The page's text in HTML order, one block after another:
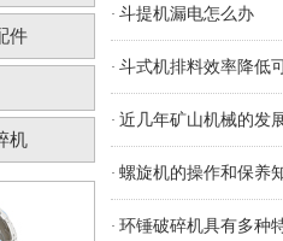
件
机
· 斗提机漏电怎么办
· 斗式机排料效率降低
· 近几年矿山机械的发
· 螺旋机的操作和保养
· 环锤破碎机具有多种